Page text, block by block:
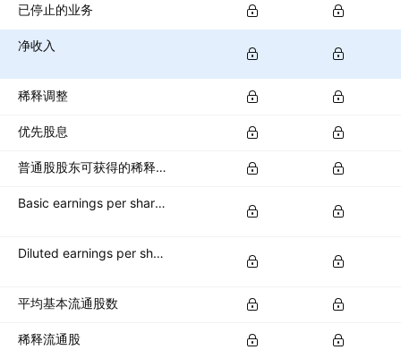
已停止的业务
净收入
稀释调整
优先股息
普通股股东可获得的稀释净收入
Basic earnings per share (basic EPS)
Diluted earnings per share (diluted EPS)
平均基本流通股数
稀释流通股